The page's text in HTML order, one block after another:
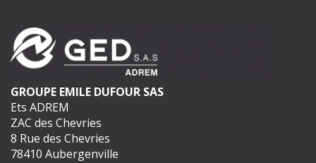
GROUPE EMILE DUFOUR SAS
Ets ADREM
ZAC des Chevries
8 Rue des Chevries
78410 Aubergenville